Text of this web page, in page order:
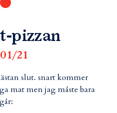
pizzan
21
slut. snart kommer
mat men jag måste bara